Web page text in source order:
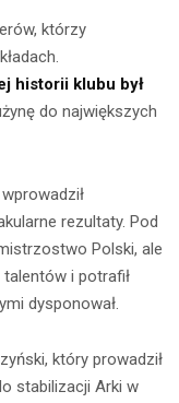
którzy
historii klubu był
do największych
rezultaty. Pod
Polski, ale
i potrafił
dysponował.
który prowadził
stabilizacji Arki w